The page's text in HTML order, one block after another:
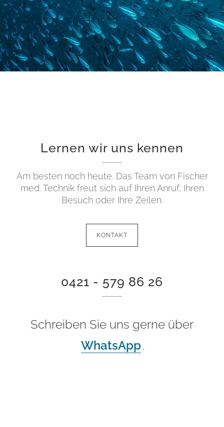
Lernen wir uns kennen
Am besten noch heute. Das Team von Fischer
med. Technik freut sich auf Ihren Anruf, Ihren
Besuch oder Ihre Zeilen.
KONTAKT
0421 - 579 86 26
Schreiben Sie uns gerne über
WhatsApp.